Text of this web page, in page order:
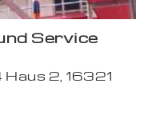
Service
2, 16321